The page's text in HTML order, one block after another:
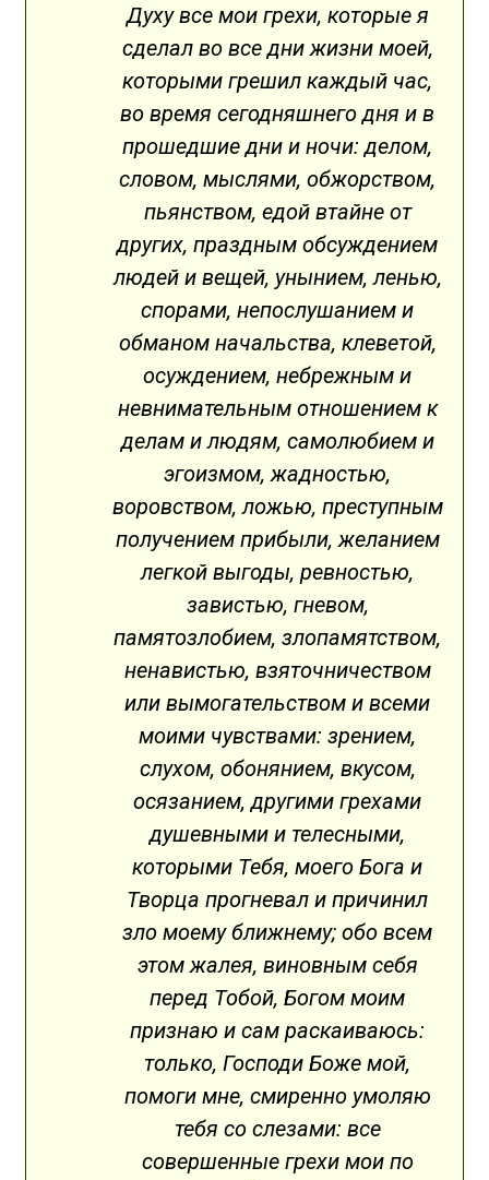
Духу все мои грехи, которые я
сделал во все дни жизни моей,
которыми грешил каждый час,
во время сегодняшнего дня и в
прошедшие дни и ночи: делом,
словом, мыслями, обжорством,
пьянством, едой втайне от
других, праздным обсуждением
людей и вещей, унынием, ленью,
спорами, непослушанием и
обманом начальства, клеветой,
осуждением, небрежным и
невнимательным отношением к
делам и людям, самолюбием и
эгоизмом, жадностью,
воровством, ложью, преступным
получением прибыли, желанием
легкой выгоды, ревностью,
завистью, гневом,
памятозлобием, злопамятством,
ненавистью, взяточничеством
или вымогательством и всеми
моими чувствами: зрением,
слухом, обонянием, вкусом,
осязанием, другими грехами
душевными и телесными,
которыми Тебя, моего Бога и
Творца прогневал и причинил
зло моему ближнему; обо всем
этом жалея, виновным себя
перед Тобой, Богом моим
признаю и сам раскаиваюсь:
только, Господи Боже мой,
помоги мне, смиренно умоляю
тебя со слезами: все
совершенные грехи мои по